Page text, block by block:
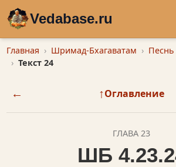
Vedabase.ru
Главная Шримад-Бхагаватам Песнь
Текст 24
← ↑Оглавление
ГЛАВА 23
ШБ